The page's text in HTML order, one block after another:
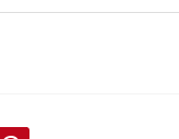
Stenk